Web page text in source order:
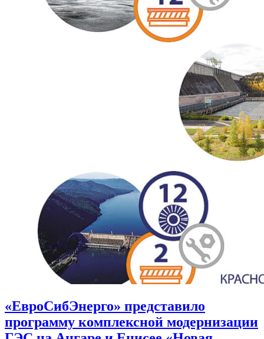
«ЕвроСибЭнерго» представило
программу комплексной модернизации